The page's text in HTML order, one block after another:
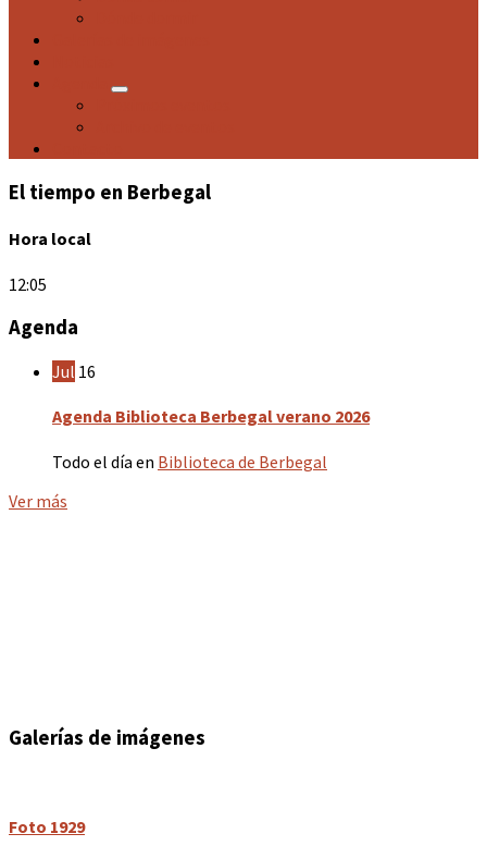
El tiempo en Berbegal
Hora local
12:05
Agenda
Jul 16
Agenda Biblioteca Berbegal verano 2026
Todo el día en Biblioteca de Berbegal
Ver más
Galerías de imágenes
Foto 1929